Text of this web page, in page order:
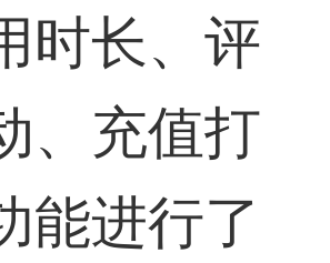
时长、评
、充值打
能进行了